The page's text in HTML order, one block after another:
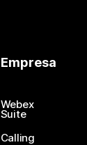
Empresa
Webex
Suite
Calling